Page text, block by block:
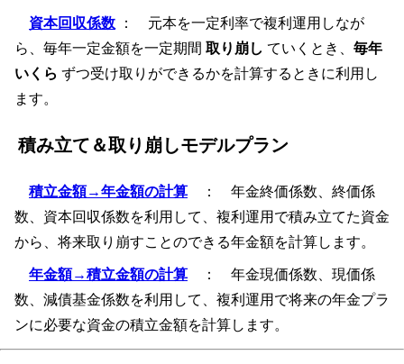
資本回収係数 ： 元本を一定利率で複利運用しなが
ら、毎年一定金額を一定期間 取り崩し ていくとき、 毎年
いくら ずつ受け取りができるかを計算するときに利用し
ます。
積み立て＆取り崩しモデルプラン
積立金額→年金額の計算 ： 年金終価係数、終価係
数、資本回収係数を利用して、複利運用で積み立てた資金
から、将来取り崩すことのできる年金額を計算します。
年金額→積立金額の計算 ： 年金現価係数、現価係
数、減債基金係数を利用して、複利運用で将来の年金プラ
ンに必要な資金の積立金額を計算します。